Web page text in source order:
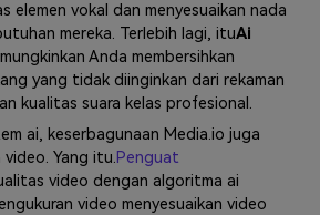
elemen vokal dan menyesuaikan nada
mereka. Terlebih lagi, ituAi
Anda membersihkan
yang tidak diinginkan dari rekaman
kualitas suara kelas profesional.
ai, keserbagunaan Media.io juga
Yang itu.Penguat
video dengan algoritma ai
video menyesuaikan video